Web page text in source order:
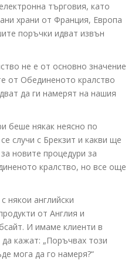
търговия, като
храни от Франция, Европа
поръчки идват извън
не е от основно значение
от Обединеното кралство
да ги намерят на нашия
беше някак неясно по
случи с Брекзит и какви ще
новите процедури за
кралство, но все още
някои английски
от Англия и
И имаме клиенти в
кажат: „Поръчвах този
мога да го намеря?“